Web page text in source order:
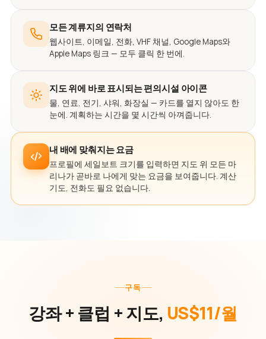
모든 계류지의 연락처
웹사이트, 이메일, 전화, VHF 채널, Google Maps와
Apple Maps 링크 — 모두 클릭 한 번에.
지도 위에 바로 표시되는 편의시설 아이콘
물, 연료, 전기, 샤워, 화장실 — 카드를 열지 않아도 한
눈에. 계획하는 시간을 몇 시간씩 아껴줍니다.
내 배에 맞춰지는 요금
프로필에 세일보트 크기를 입력하면 지도 위 모든 마
리나가 곧바로 나에게 맞는 요금을 보여줍니다. 계산
기도, 전화도 필요 없습니다.
구독
강좌 + 클럽 + 지도, US$11/월